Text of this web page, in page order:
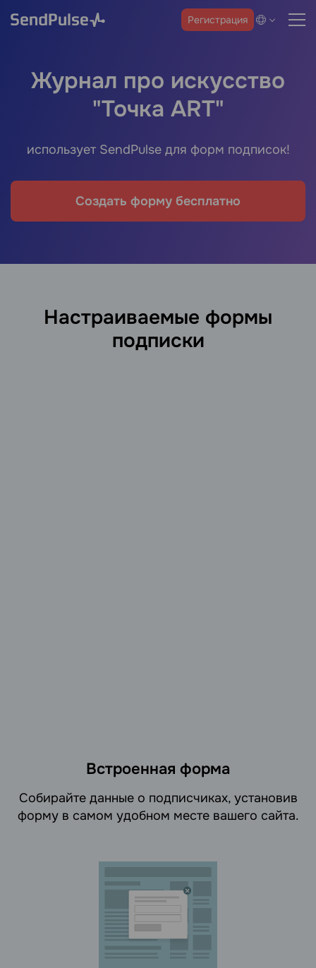
Регистрация
Журнал про искусство
"Точка ART"
использует SendPulse для форм подписок!
Создать форму бесплатно
Настраиваемые формы
подписки
Встроенная форма
Cобирайте данные о подписчиках, установив
форму в самом удобном месте вашего сайта.